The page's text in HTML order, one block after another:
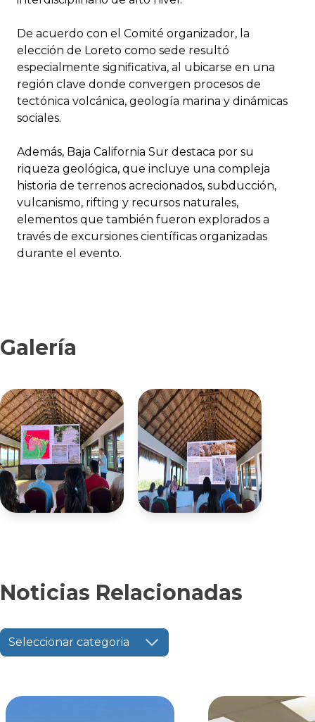
De acuerdo con el Comité organizador, la
elección de Loreto como sede resultó
especialmente significativa, al ubicarse en una
región clave donde convergen procesos de
tectónica volcánica, geología marina y dinámicas
sociales.
Además, Baja California Sur destaca por su
riqueza geológica, que incluye una compleja
historia de terrenos acrecionados, subducción,
vulcanismo, rifting y recursos naturales,
elementos que también fueron explorados a
través de excursiones científicas organizadas
durante el evento.
Galería
Noticias Relacionadas
Seleccionar categoria